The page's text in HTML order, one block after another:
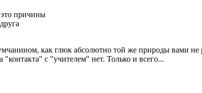
это причины
как глюк абсолютно той же природы вами не
с "учителем" нет. Только и всего...